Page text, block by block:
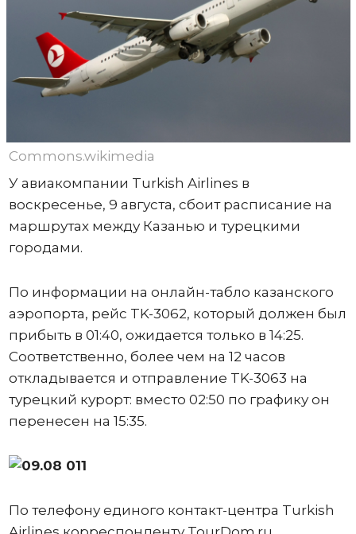
Commons.wikimedia
У авиакомпании Turkish Airlines в
воскресенье, 9 августа, сбоит расписание на
маршрутах между Казанью и турецкими
городами.
По информации на онлайн-табло казанского
аэропорта, рейс TK-3062, который должен был
прибыть в 01:40, ожидается только в 14:25.
Соответственно, более чем на 12 часов
откладывается и отправление TK-3063 на
турецкий курорт: вместо 02:50 по графику он
перенесен на 15:35.
По телефону единого контакт-центра Turkish